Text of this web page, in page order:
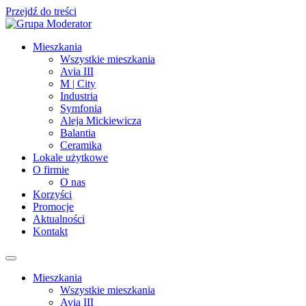
Przejdź do treści
Mieszkania
Wszystkie mieszkania
Avia III
M | City
Industria
Symfonia
Aleja Mickiewicza
Balantia
Ceramika
Lokale użytkowe
O firmie
O nas
Korzyści
Promocje
Aktualności
Kontakt
Mieszkania
Wszystkie mieszkania
Avia III